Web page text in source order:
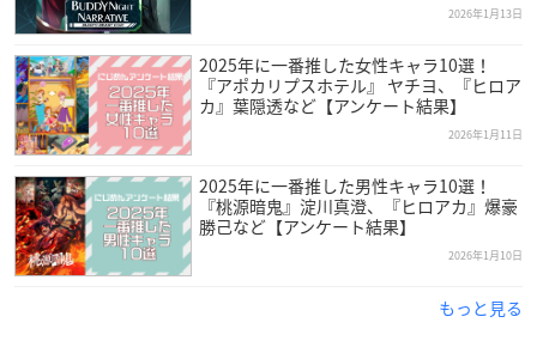
2026年1月13日
2025年に一番推した女性キャラ10選！
『アポカリプスホテル』 ヤチヨ、『ヒロア
カ』葉隠透など【アンケート結果】
2026年1月11日
2025年に一番推した男性キャラ10選！
『桃源暗鬼』淀川真澄、『ヒロアカ』爆豪
勝己など【アンケート結果】
2026年1月10日
もっと見る